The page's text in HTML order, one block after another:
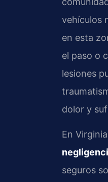
vehículos
en esta
el paso o
lesiones
dolor y
En
seguros